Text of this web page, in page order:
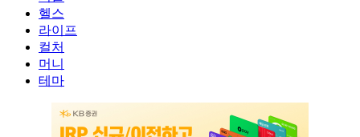
헬스
라이프
컬처
머니
테마